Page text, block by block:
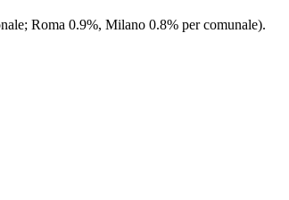
Roma 0.9%, Milano 0.8% per comunale).